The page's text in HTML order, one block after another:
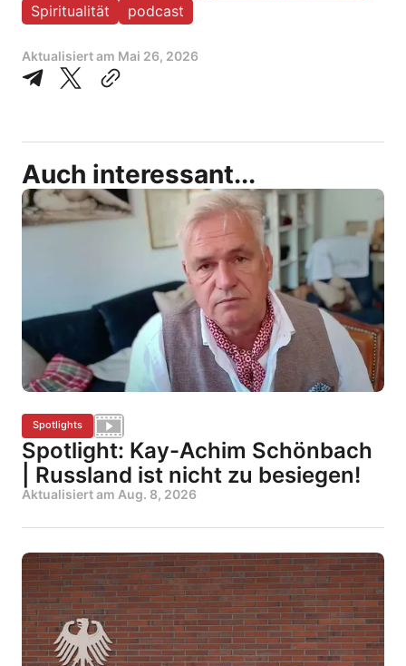
Spiritualität
podcast
Aktualisiert am Mai 26, 2026
Auch interessant...
Spotlights
Spotlight: Kay-Achim Schönbach
| Russland ist nicht zu besiegen!
Aktualisiert am Aug. 8, 2026